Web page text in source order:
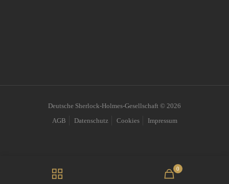
Deutsche Sherlock-Holmes-Gesellschaft © 2026
AGB
Datenschutz Cookies Impressum
0